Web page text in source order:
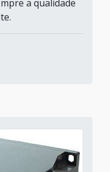
a qualidade